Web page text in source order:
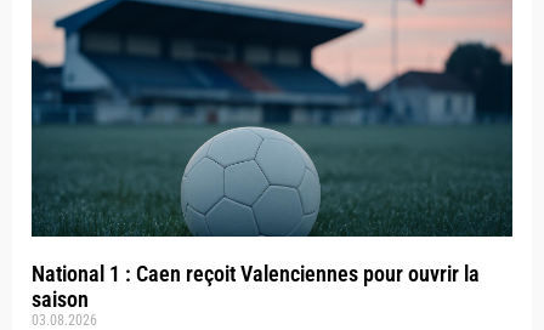
National 1 : Caen reçoit Valenciennes pour ouvrir la
saison
03.08.2026